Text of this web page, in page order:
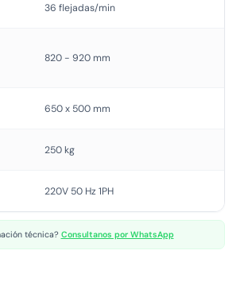
36 flejadas/min
820 - 920 mm
650 x 500 mm
250 kg
220V 50 Hz 1PH
técnica? Consultanos por WhatsApp